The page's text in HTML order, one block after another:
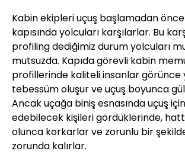
Kabin ekipleri uçuş başlamadan önce
kapısında yolcuları karşılarlar. Bu
profiling dediğimiz durum yolcuları
mutsuzda. Kapıda görevli kabin
profillerinde kaliteli insanlar görünce
tebessüm oluşur ve uçuş boyunca
Ancak uçağa biniş esnasında uçuş
edebilecek kişileri gördüklerinde,
olunca korkarlar ve zorunlu bir
zorunda kalırlar.